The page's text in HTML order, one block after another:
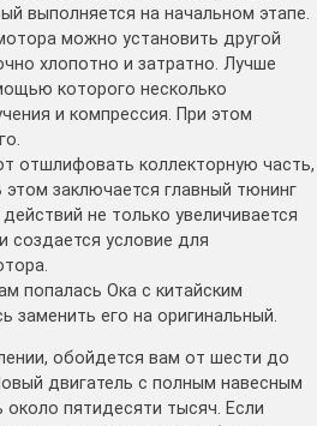
выполняется на начальном этапе.
можно установить другой
хлопотно и затратно. Лучше
которого несколько
и компрессия. При этом
отшлифовать коллекторную часть,
этом заключается главный тюнинг
не только увеличивается
создается условие для
попалась Ока с китайским
заменить его на оригинальный.
обойдется вам от шести до
двигатель с полным навесным
пятидесяти тысяч. Если